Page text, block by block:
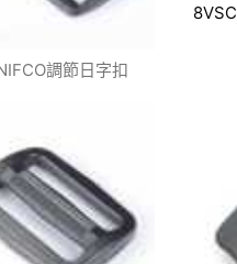
調節日字扣
8VSC